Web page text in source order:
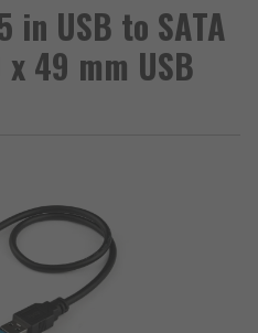
in USB to SATA
49 mm USB